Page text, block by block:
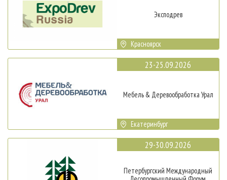
Эксподрев
Красноярск
23-25.09.2026
Мебель & Деревообработка Урал
Екатеринбург
29-30.09.2026
Петербургский Международный